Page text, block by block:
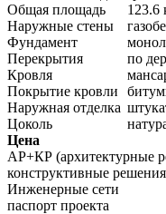
Общая площадь
123.6
Наружные стены
Фундамент
Перекрытия
по
Кровля
Покрытие кровли
Наружная отделка
Цоколь
Цена
АР+КР (архитектурные
конструктивные
Инженерные сети
паспорт проекта